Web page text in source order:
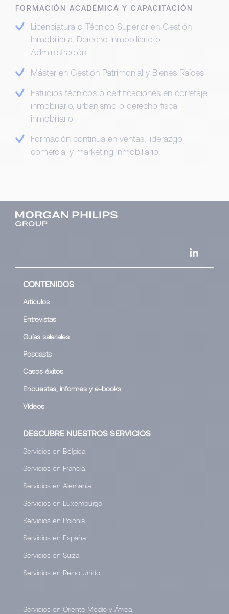
FORMACIÓN ACADÉMICA Y CAPACITACIÓN
Licenciatura o Técnico Superior en Gestión
Inmobiliaria, Derecho Inmobiliario o
Administración
Máster en Gestión Patrimonial y Bienes Raíces
Estudios técnicos o certificaciones en corretaje
inmobiliario, urbanismo o derecho fiscal
inmobiliario
Formación continua en ventas, liderazgo
comercial y marketing inmobiliario
CONTENIDOS
Artículos
Entrevistas
Guías salariales
Poscasts
Casos éxitos
Encuestas, informes y e-books
Vídeos
DESCUBRE NUESTROS SERVICIOS
Servicios en Bélgica
Servicios en Francia
Servicios en Alemania
Servicios en Luxemburgo
Servicios en Polonia
Servicios en España
Servicios en Suiza
Servicios en Reino Unido
Servicios en Oriente Medio y África